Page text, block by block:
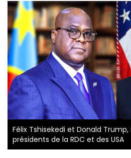
Félix Tshisekedi et Donald
présidents de la RDC et des USA